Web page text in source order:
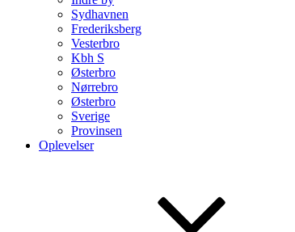
Sydhavnen
Frederiksberg
Vesterbro
Kbh S
Østerbro
Nørrebro
Østerbro
Sverige
Provinsen
Oplevelser